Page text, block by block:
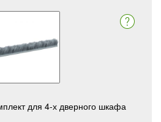
для 4-х дверного шкафа